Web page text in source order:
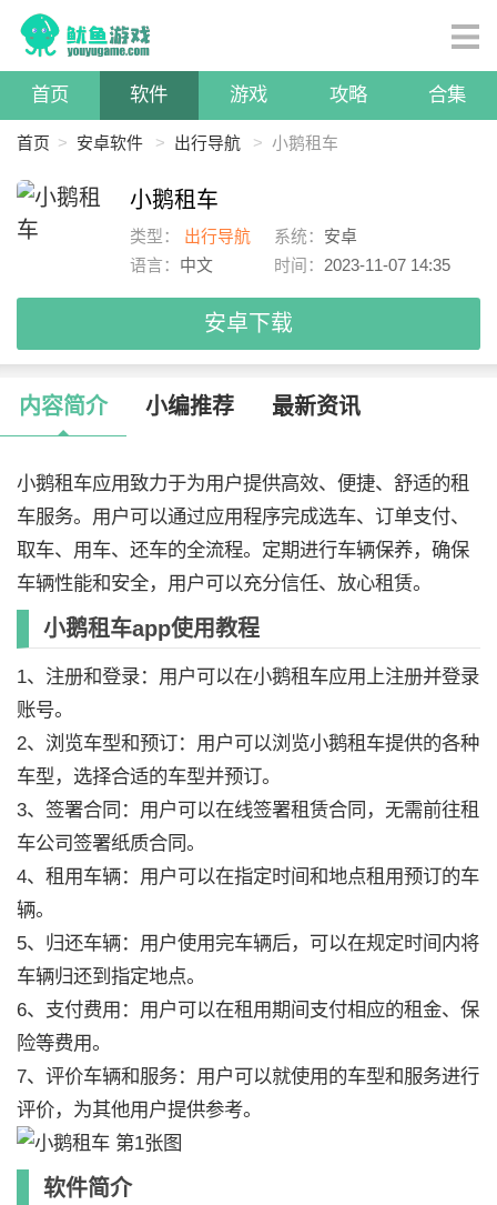
首页 软件 游戏 攻略 合集
首页 > 安卓软件 > 出行导航 > 小鹅租车
小鹅租车
类型： 出行导航 系统： 安卓
语言： 中文 时间： 2023-11-07 14:35
安卓下载
内容简介 小编推荐 最新资讯
小鹅租车应用致力于为用户提供高效、便捷、舒适的租
车服务。用户可以通过应用程序完成选车、订单支付、
取车、用车、还车的全流程。定期进行车辆保养，确保
车辆性能和安全，用户可以充分信任、放心租赁。
小鹅租车app使用教程
1、注册和登录：用户可以在小鹅租车应用上注册并登录
账号。
2、浏览车型和预订：用户可以浏览小鹅租车提供的各种
车型，选择合适的车型并预订。
3、签署合同：用户可以在线签署租赁合同，无需前往租
车公司签署纸质合同。
4、租用车辆：用户可以在指定时间和地点租用预订的车
辆。
5、归还车辆：用户使用完车辆后，可以在规定时间内将
车辆归还到指定地点。
6、支付费用：用户可以在租用期间支付相应的租金、保
险等费用。
7、评价车辆和服务：用户可以就使用的车型和服务进行
评价，为其他用户提供参考。
软件简介